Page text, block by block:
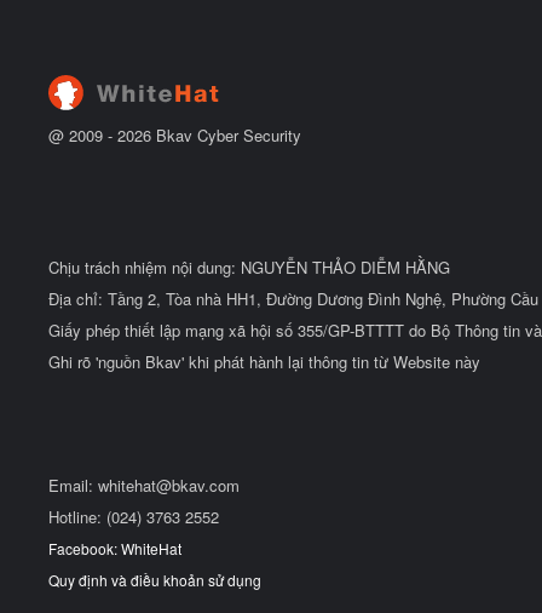
@ 2009 - 2026 Bkav Cyber Security
Chịu trách nhiệm nội dung: NGUYỄN THẢO DIỄM HẰNG
Địa chỉ: Tầng 2, Tòa nhà HH1, Đường Dương Đình Nghệ, Phường
Giấy phép thiết lập mạng xã hội số 355/GP-BTTTT do Bộ Thông tin
Ghi rõ 'nguồn Bkav' khi phát hành lại thông tin từ Website này
Email: whitehat@bkav.com
Hotline: (024) 3763 2552
Facebook: WhiteHat
Quy định và điều khoản sử dụng